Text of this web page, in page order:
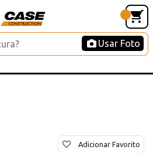
Usar Foto
Adicionar Favorito